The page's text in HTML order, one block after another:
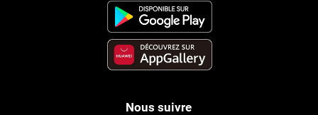
Nous suivre